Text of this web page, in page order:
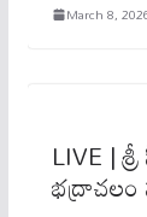
March 8,
LIVE |
భద్రాచలం